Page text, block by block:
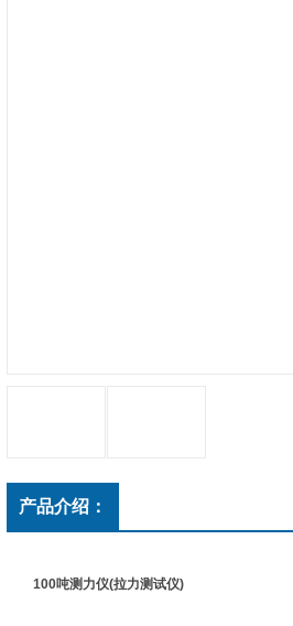
产品介绍：
100吨测力仪(拉力测试仪)